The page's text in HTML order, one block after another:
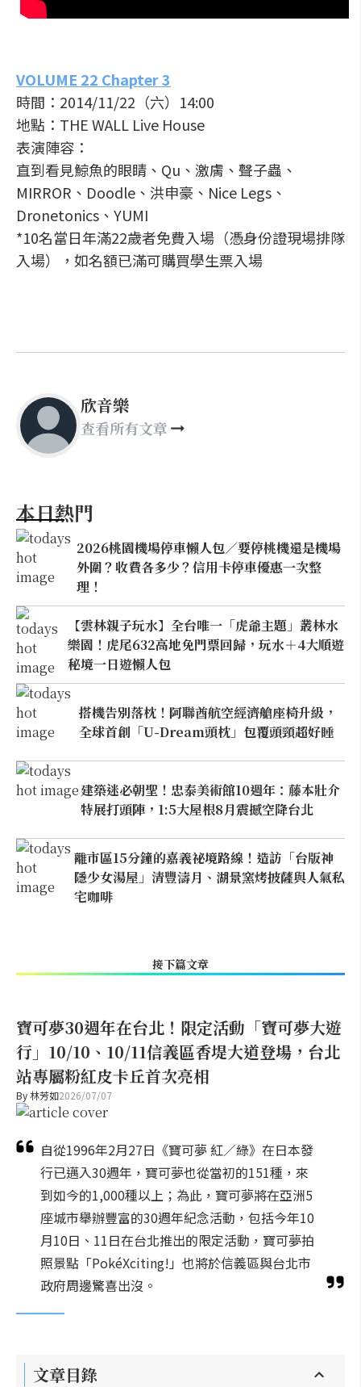
VOLUME 22 Chapter 3
時間：2014/11/22（六）14:00
地點：THE WALL Live House
表演陣容：
直到看見鯨魚的眼睛、Qu、激膚、聲子蟲、
MIRROR、Doodle、洪申豪、Nice Legs、
Dronetonics、YUMI
*10名當日年滿22歲者免費入場（憑身份證現場排隊
入場），如名額已滿可購買學生票入場
欣音樂
查看所有文章
本日熱門
2026桃園機場停車懶人包／要停桃機還是機場
外圍？收費各多少？信用卡停車優惠一次整
理！
【雲林親子玩水】全台唯一「虎爺主題」叢林水
樂園！虎尾632高地免門票回歸，玩水＋4大順遊
秘境一日遊懶人包
搭機告別落枕！阿聯酋航空經濟艙座椅升級，
全球首創「U-Dream頭枕」包覆頭頸超好睡
建築迷必朝聖！忠泰美術館10週年：藤本壯介
特展打頭陣，1:5大屋根8月震撼空降台北
離市區15分鐘的嘉義祕境路線！造訪「台版神
隱少女湯屋」清豐濤月、湖景窯烤披薩與人氣私
宅咖啡
接下篇文章
寶可夢30週年在台北！限定活動「寶可夢大遊
行」10/10、10/11信義區香堤大道登場，台北
站專屬粉紅皮卡丘首次亮相
By林芳如2026/07/07
自從1996年2月27日《寶可夢 紅／綠》在日本發
行已邁入30週年，寶可夢也從當初的151種，來
到如今的1,000種以上；為此，寶可夢將在亞洲5
座城市舉辦豐富的30週年紀念活動，包括今年10
月10日、11日在台北推出的限定活動，寶可夢拍
照景點「PokéXciting!」也將於信義區與台北市
政府周邊驚喜出沒。
文章目錄